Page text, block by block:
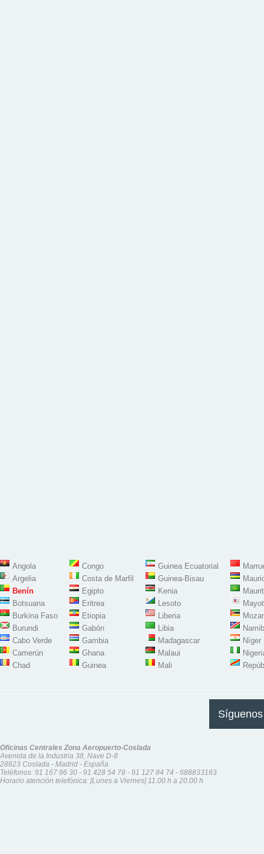
Angola
Argelia
Benín
Botsuana
Burkina Faso
Burundi
Cabo Verde
Camerún
Chad
Congo
Costa de Marfil
Egipto
Eritrea
Etiopia
Gabón
Gambia
Ghana
Guinea
Guinea Ecuatorial
Guinea-Bisau
Kenia
Lesoto
Liberia
Libia
Madagascar
Malaui
Mali
Níger
Oficinas Centrales Zona Aeropuerto-Coslada
Avenida de la Industria 38, Nave D-8
28823 Coslada - Madrid - España
Teléfonos: 91 167 96 30 - 91 428 54 78 - 91 127 84 74 - 688833163
Horario atención telefónica: [Lunes a Viernes] 11.00 h a 20.00 h